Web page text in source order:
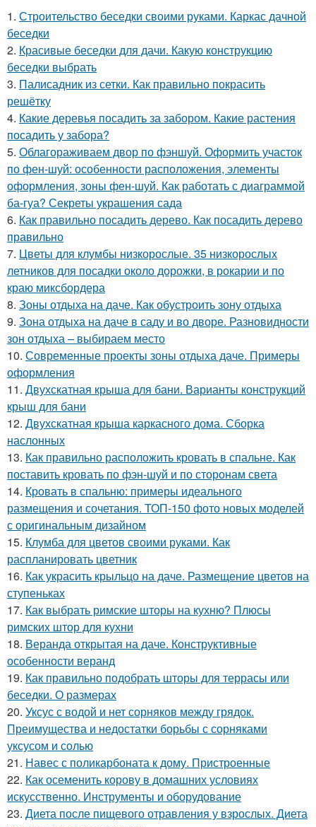
1. Строительство беседки своими руками. Каркас дачной
беседки
2. Красивые беседки для дачи. Какую конструкцию
беседки выбрать
3. Палисадник из сетки. Как правильно покрасить
решётку
4. Какие деревья посадить за забором. Какие растения
посадить у забора?
5. Облагораживаем двор по фэншуй. Оформить участок
по фен-шуй: особенности расположения, элементы
оформления, зоны фен-шуй. Как работать с диаграммой
ба-гуа? Секреты украшения сада
6. Как правильно посадить дерево. Как посадить дерево
правильно
7. Цветы для клумбы низкорослые. 35 низкорослых
летников для посадки около дорожки, в рокарии и по
краю миксбордера
8. Зоны отдыха на даче. Как обустроить зону отдыха
9. Зона отдыха на даче в саду и во дворе. Разновидности
зон отдыха – выбираем место
10. Современные проекты зоны отдыха даче. Примеры
оформления
11. Двухскатная крыша для бани. Варианты конструкций
крыш для бани
12. Двухскатная крыша каркасного дома. Сборка
наслонных
13. Как правильно расположить кровать в спальне. Как
поставить кровать по фэн-шуй и по сторонам света
14. Кровать в спальню: примеры идеального
размещения и сочетания. ТОП-150 фото новых моделей
с оригинальным дизайном
15. Клумба для цветов своими руками. Как
распланировать цветник
16. Как украсить крыльцо на даче. Размещение цветов на
ступеньках
17. Как выбрать римские шторы на кухню? Плюсы
римских штор для кухни
18. Веранда открытая на даче. Конструктивные
особенности веранд
19. Как правильно подобрать шторы для террасы или
беседки. О размерах
20. Уксус с водой и нет сорняков между грядок.
Преимущества и недостатки борьбы с сорняками
уксусом и солью
21. Навес с поликарбоната к дому. Пристроенные
22. Как осеменить корову в домашних условиях
искусственно. Инструменты и оборудование
23. Диета после пищевого отравления у взрослых. Диета